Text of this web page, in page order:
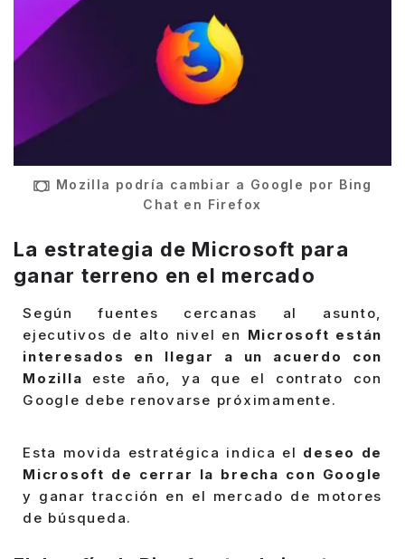
Mozilla podría cambiar a Google por Bing
Chat en Firefox
La estrategia de Microsoft para
ganar terreno en el mercado
Según fuentes cercanas al asunto,
ejecutivos de alto nivel en Microsoft están
interesados en llegar a un acuerdo con
Mozilla este año, ya que el contrato con
Google debe renovarse próximamente.
Esta movida estratégica indica el deseo de
Microsoft de cerrar la brecha con Google
y ganar tracción en el mercado de motores
de búsqueda.